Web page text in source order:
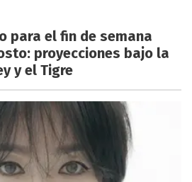
para el fin de semana
proyecciones bajo la
y el Tigre